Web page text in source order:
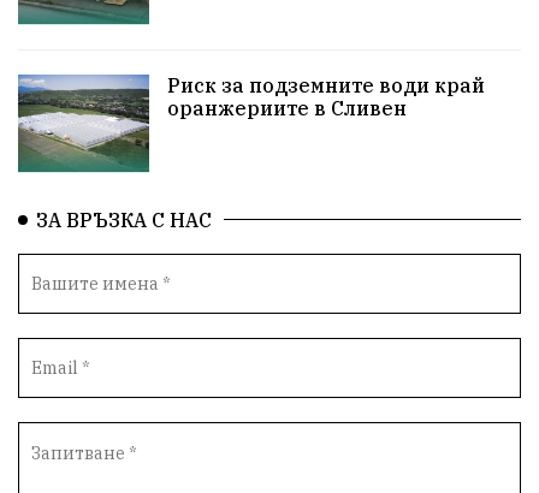
ПътнаБезопасност Магнитски Санкции
ОколнаСреда
Общност ИсторическиПарк ВоенноВреме
Космос ВоднаКриза Вода Мир
Безопастност
БъдещевБългария ДостойнаБългария
Риск за подземните води край
оранжериите в Сливен
ЗА ВРЪЗКА С НАС